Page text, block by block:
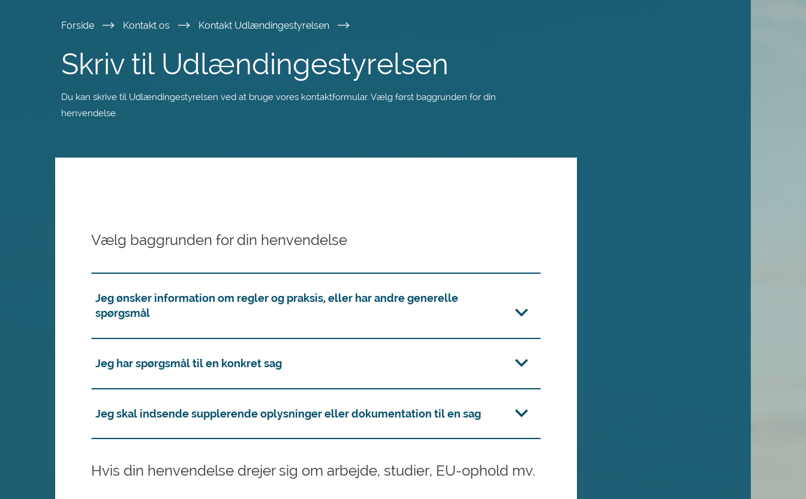
hovedindhold
Forside Kontakt os Kontakt Udlændingestyrelsen
Skriv til Udlændingestyrelsen
Du kan skrive til Udlændingestyrelsen ved at bruge vores kontaktformular. Vælg først baggrunden for din
henvendelse.
Vælg baggrunden for din henvendelse
Jeg ønsker information om regler og praksis, eller har andre generelle
spørgsmål
Jeg har spørgsmål til en konkret sag
Jeg skal indsende supplerende oplysninger eller dokumentation til en sag
Hvis din henvendelse drejer sig om arbejde, studier, EU-ophold mv.